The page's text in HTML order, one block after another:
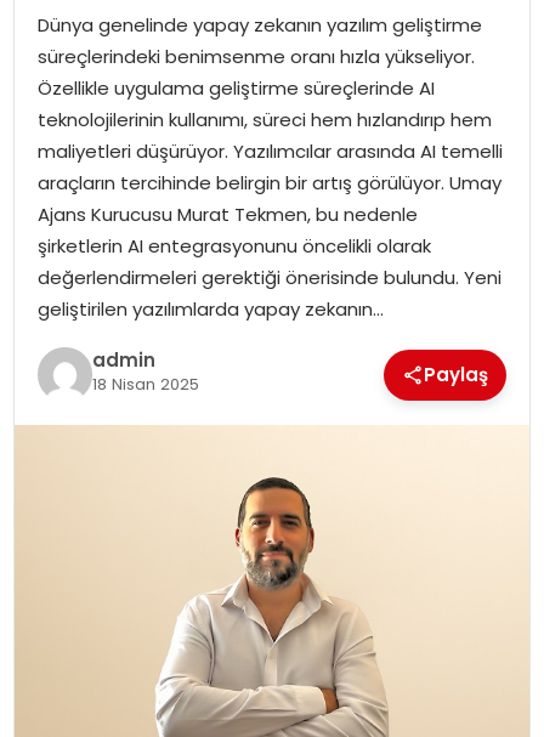
EKONOMI
MAGAZIN
SAĞLIK
SIYASET
SPOR
TEKNOLOJI
Dünya genelinde yapay zekanın yazılım geliştirme
süreçlerindeki benimsenme oranı hızla yükseliyor.
Özellikle uygulama geliştirme süreçlerinde AI
teknolojilerinin kullanımı, süreci hem hızlandırıp hem
maliyetleri düşürüyor. Yazılımcılar arasında AI temelli
araçların tercihinde belirgin bir artış görülüyor. Umay
Ajans Kurucusu Murat Tekmen, bu nedenle
şirketlerin AI entegrasyonunu öncelikli olarak
değerlendirmeleri gerektiği önerisinde bulundu. Yeni
geliştirilen yazılımlarda yapay zekanın…
admin
18 Nisan 2025 Paylaş